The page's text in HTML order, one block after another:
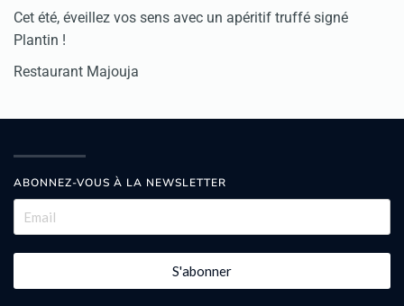
Cet été, éveillez vos sens avec un apéritif truffé signé
Plantin !
Restaurant Majouja
ABONNEZ-VOUS À LA NEWSLETTER
S'abonner